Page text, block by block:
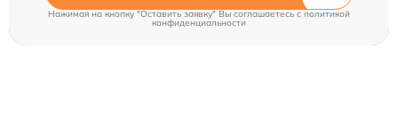
Нажимая на кнопку "Оставить заявку" Вы соглашаетесь cполитикой
конфиденциальности